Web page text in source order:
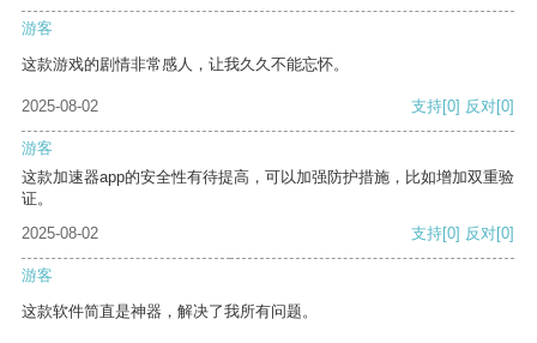
游客
这款游戏的剧情非常感人，让我久久不能忘怀。
2025-08-02 支持[0] 反对[0]
游客
这款加速器app的安全性有待提高，可以加强防护措施，比如增加双重验
证。
2025-08-02
支持[0] 反对[0]
游客
这款软件简直是神器，解决了我所有问题。